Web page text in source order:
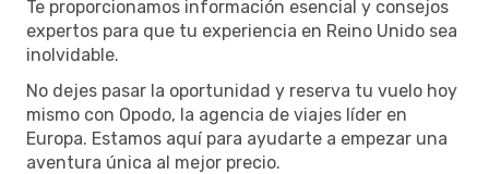
Te proporcionamos información esencial y consejos
expertos para que tu experiencia en Reino Unido sea
inolvidable.
No dejes pasar la oportunidad y reserva tu vuelo hoy
mismo con Opodo, la agencia de viajes líder en
Europa. Estamos aquí para ayudarte a empezar una
aventura única al mejor precio.